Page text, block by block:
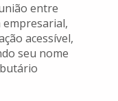
entre
acessível,
seu nome